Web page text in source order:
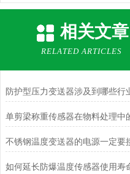
相关文章
RELATED ARTICLES
防护型压力变送器涉及到哪些行
单剪梁称重传感器在物料处理中
不锈钢温度变送器的电源一定要